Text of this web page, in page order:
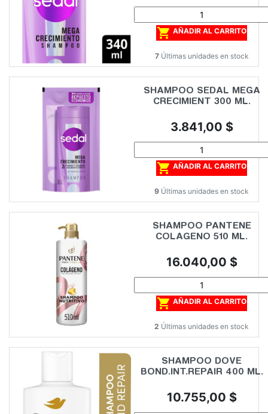
 AÑADIR AL CARRITO
7 Últimas unidades en stock
SHAMPOO SEDAL MEGA
CRECIMIENT 300 ML.
Precio
3.841,00 $
 AÑADIR AL CARRITO
9 Últimas unidades en stock
SHAMPOO PANTENE
COLAGENO 510 ML.
Precio
16.040,00 $
 AÑADIR AL CARRITO
2 Últimas unidades en stock
SHAMPOO DOVE
BOND.INT.REPAIR 400 ML.
Precio
10.755,00 $